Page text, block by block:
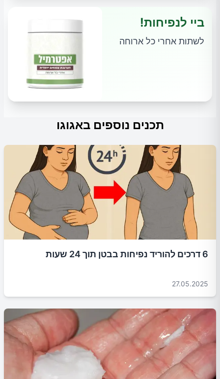
ביי לנפיחות!
לשתות אחרי כל ארוחה
תכנים נוספים באגוגו
6 דרכים להוריד נפיחות בבטן תוך 24 שעות
27.05.2025